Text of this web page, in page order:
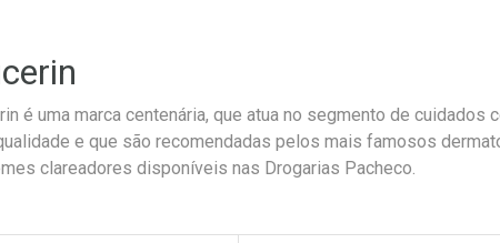
é uma marca centenária, que atua no segmento de
e que são recomendadas pelos mais famosos
clareadores disponíveis nas Drogarias Pacheco.